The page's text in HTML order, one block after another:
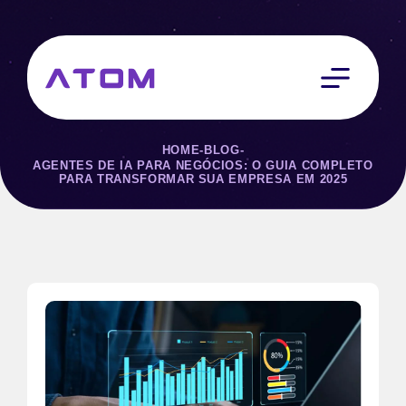
HOME- BLOG-
AGENTES DE IA PARA NEGÓCIOS: O GUIA COMPLETO
PARA TRANSFORMAR SUA EMPRESA EM 2025